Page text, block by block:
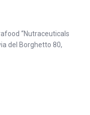
“Nutraceuticals
del Borghetto 80,